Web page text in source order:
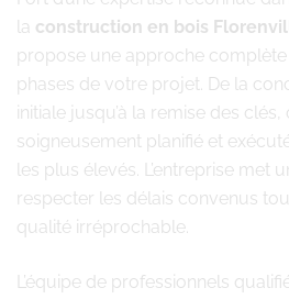
la construction en bois
propose une approche
phases de votre projet. De la
initiale jusqu’à la remise des
soigneusement planifié et
les plus élevés. L’entreprise met
respecter les délais convenus
qualité irréprochable.
L’équipe de professionnels